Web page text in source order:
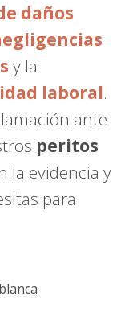
daños
y la
laboral.
ante
peritos
la evidencia y
para